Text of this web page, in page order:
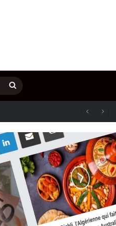
Rechercher